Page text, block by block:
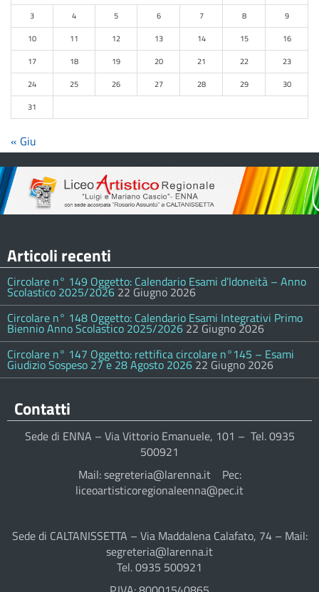
3
4 5 6 7 8
9
10
11 12 13 14 15
16
17
18 19 20 21 22
23
24
25 26 27 28 29
30
31
« Giu
Articoli recenti
Circolare n° 149 Oggetto: Calendario Esami d’Idoneità – Anno
Scolastico 2025/2026 22 Giugno 2026
Circolare n° 148 Oggetto: Calendario Esami Integrativi Primo
Biennio Anno Scolastico 2025/2026 22 Giugno 2026
Circolare n° 147 Oggetto: rettifica circolare n°145 – Esami
Giudizio Sospeso 27 e 28 Agosto 2026 22 Giugno 2026
Contatti
Sede di ENNA – Via Vittorio Emanuele, 101 – Tel. 0935
500921
Mail: segreteria@larenna.it Pec:
liceoartisticoregionaleenna@pec.it
Sede di CALTANISSETTA – Via Maddalena Calafato, 74 – Mail:
segreteria@larenna.it
Tel. 0935 500921